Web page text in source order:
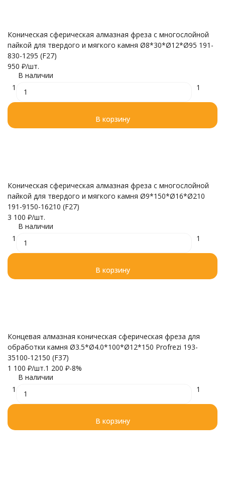
Коническая сферическая алмазная фреза с многослойной
пайкой для твердого и мягкого камня Ø8*30*Ø12*Ø95 191-
830-1295 (F27)
950 ₽/шт.
В наличии
1
1
В корзину
Коническая сферическая алмазная фреза с многослойной
пайкой для твердого и мягкого камня Ø9*150*Ø16*Ø210
191-9150-16210 (F27)
3 100 ₽/шт.
В наличии
1
1
В корзину
Концевая алмазная коническая сферическая фреза для
обработки камня Ø3.5*Ø4.0*100*Ø12*150 Profrezi 193-
35100-12150 (F37)
1 100 ₽/шт.1 200 ₽-8%
В наличии
1
1
В корзину